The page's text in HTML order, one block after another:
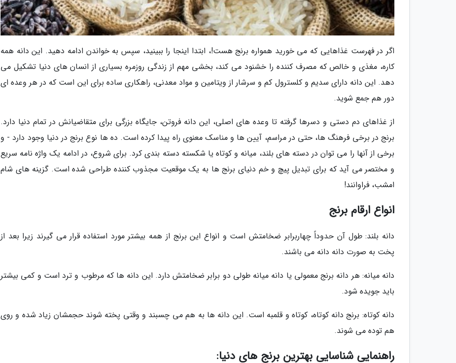
اگر در فهرست غذاهایی که می خورید همواره برنج هست!، ابتدا اینجا را ببینید، سپس به خواندن ادامه دهید. این دانه همه
کاره، مغذی و خالص که مصرف کننده را خشنود می کند، بخشی مهم از زندگی روزمره بسیاری از انسان های دنیا تشکیل می
دهد. این دانه دارای سدیم و کلسترول کم و سرشار از ویتامین و مواد معدنی، راهکاری ساده برای این است که در هر وعده ای
دور هم جمع شوید.
از غذاهای دم دستی و دسرها گرفته تا وعده های اصلی، این دانه فروتن، جایگاه بزرگی برای متقاضیانش در تمام دنیا دارد.
برنج در برخی فرهنگ ها، حتی در مراسم، آیین ها و مناسک معنوی راه پیدا کرده است. ده ها نوع برنج در دنیا وجود دارد - و
برخی از آنها را می توان در دسته های بلند، میانه و کوتاه یا شکسته دسته بندی کرد. برای شروع، در ادامه یک واژه نامه سریع
و مختصر می آید که برای تبدیل پیچ و خم دنیای برنج ها به یک موقعیت مجذوب کننده طراحی شده است. گزینه های شام
امشب، فراوانند!
انواع ارقام برنج
دانه بلند: طول آن حدوداً چهاربرابر ضخامتش است و انواع این برنج از همه بیشتر مورد استفاده قرار می گیرند زیرا بعد از
پخت به صورت دانه دانه می باشند.
دانه میانه: هر دانه برنج معمولی یا دانه میانه طولی دو برابر ضخامتش دارد. این دانه ها که مرطوب و ترد است و کمی بیشتر
باید جویده شود.
دانه کوتاه: برنج دانه کوتاه، کوتاه و قلمبه است. این دانه ها به هم می چسبند و وقتی پخته شوند حجمشان زیاد شده و روی
هم توده می شوند.
راهنمایی شناسایی بهترین برنج های دنیا: